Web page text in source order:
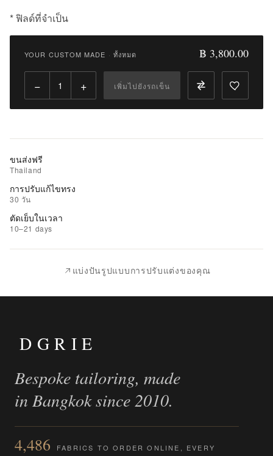
* ฟิลด์ที่จำเป็น
฿
Qty:
ไป
รถ
เข็น
รายการ
ที่
ชอบ
เปรียบ
YOUR CUSTOM MADE · ทั้งหมด ฿ 3,800.00
− + เพิ่มไปยังรถเข็น
ขนส่งฟรี
Thailand
การปรับแก้ไขทรง
30 วัน
ตัดเย็บในเวลา
10–21 days
แบ่งปันรูปแบบการปรับแต่งของคุณ
DGRIE
Bespoke tailoring, made
in Bangkok since 2010.
4,486
FABRICS TO ORDER ONLINE, EVERY